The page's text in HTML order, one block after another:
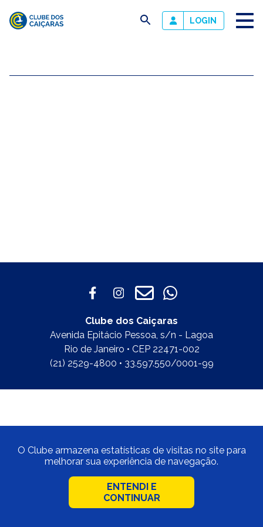
Caiçaras
busca LOGIN
Clube dos Caiçaras
Avenida Epitácio Pessoa, s/n - Lagoa
Rio de Janeiro • CEP 22471-002
(21) 2529-4800 • 33.597.550/0001-99
O Clube armazena estatísticas de visitas no site para
melhorar sua experiência de navegação.
ENTENDI E
CONTINUAR